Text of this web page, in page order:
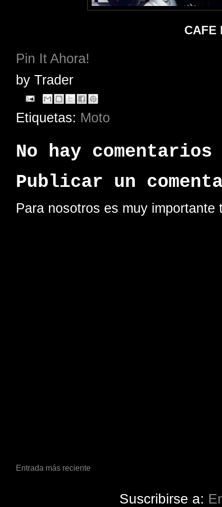
CAFE
Pin It Ahora!
by Trader
Etiquetas: Moto
No hay
Publicar un
Para nosotros es muy
Entrada más reciente
Suscribirse a: